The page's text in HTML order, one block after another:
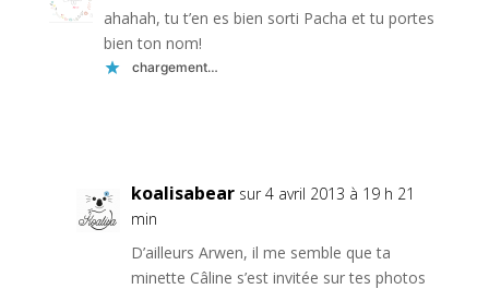
ahahah, tu t’en es bien sorti Pacha et tu portes
bien ton nom!
chargement…
koalisabear sur 4 avril 2013 à 19 h 21
min
D’ailleurs Arwen, il me semble que ta
minette Câline s’est invitée sur tes photos